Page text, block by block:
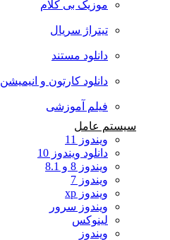
موزیک بی کلام
تیتراژ سریال
دانلود مستند
دانلود کارتون و انیمیشن
فیلم آموزشی
سیستم عامل
ویندوز 11
دانلود ویندوز 10
ویندوز 8 و 8.1
ویندوز 7
ویندوز xp
ویندوز سرور
لینوکس
ویندوز